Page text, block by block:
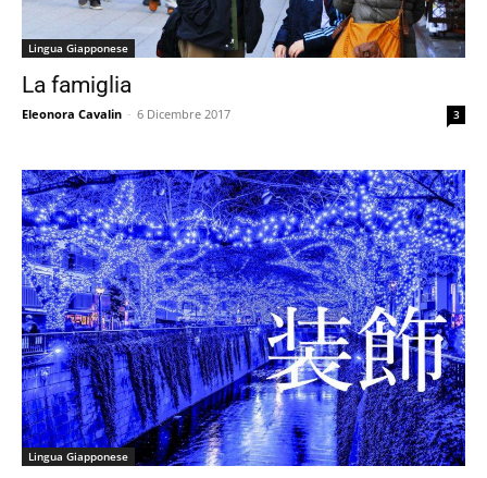
Lingua Giapponese
La famiglia
Eleonora Cavalin - 6 Dicembre 2017 3
Lingua Giapponese